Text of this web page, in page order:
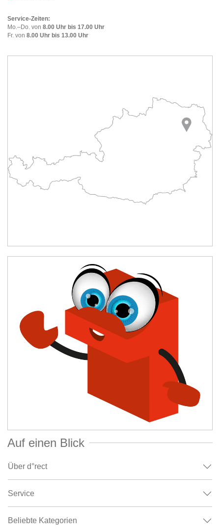
Service-Zeiten:
Mo.–Do. von 8.00 Uhr bis 17.00 Uhr
Fr. von 8.00 Uhr bis 13.00 Uhr
Auf einen Blick
Über d°rect
Service
Beliebte Kategorien